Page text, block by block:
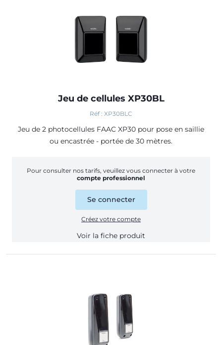
Jeu de cellules XP30BL
Réf : XP30BLC
Jeu de 2 photocellules FAAC XP30 pour pose en saillie
ou encastrée - portée de 30 mètres.
Pour consulter nos tarifs, veuillez vous connecter à votre
compte professionnel
Se connecter
Créez votre compte
Voir la fiche produit